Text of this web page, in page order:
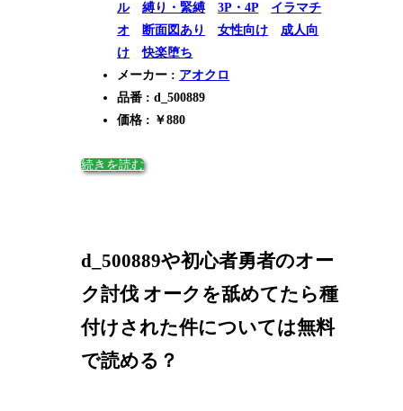
ル
縛り・緊縛 3P・4P
イラマチ
オ
断面図あり 女性向け
成人向
け
快楽堕ち
メーカー : アオクロ
品番 : d_500889
価格 : ￥880
続きを読む
d_500889や初心者勇者のオー
ク討伐 オークを舐めてたら種
付けされた件については無料
で読める？